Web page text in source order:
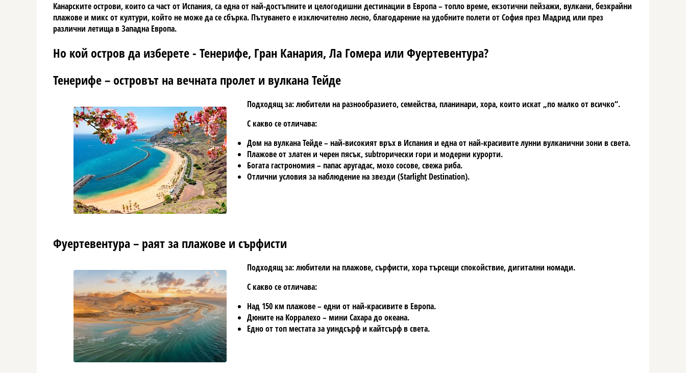
Канарските острови, които са част от Испания, са една от най-достъпните и целогодишни дестинации в Европа – топло време, екзотични пейзажи, вулкани, безкрайни
плажове и микс от култури, който не може да се сбърка. Пътуването е изключително лесно, благодарение на удобните полети от София през Мадрид или през
различни летища в Западна Европа.
Но кой остров да изберете - Тенерифе, Гран Канария, Ла Гомера или Фуертевентура?
Тенерифе – островът на вечната пролет и вулкана Тейде
Подходящ за: любители на разнообразието, семейства, планинари, хора, които искат „по малко от всичко“.
С какво се отличава:
Дом на вулканa Тейде – най-високият връх в Испания и една от най-красивите лунни вулканични зони в света.
Плажове от златен и черен пясък, subtropически гори и модерни курорти.
Богата гастрономия – папас аругадас, мохо сосове, свежа риба.
Отлични условия за наблюдение на звезди (Starlight Destination).
Фуертевентура – раят за плажове и сърфисти
Подходящ за: любители на плажове, сърфисти, хора търсещи спокойствие, дигитални номади.
С какво се отличава:
Над 150 км плажове– едни от най-красивите в Европа.
Дюните на Корралехо– мини Сахара до океана.
Едно от топ местата за уиндсърф и кайтсърф в света.